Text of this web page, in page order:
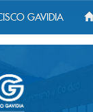
GAVIDIA